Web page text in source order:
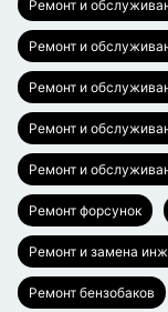
Ремонт и
Ремонт и
Ремонт и
Ремонт и
Ремонт и
Ремонт форсунок
Ремонт и замена
Ремонт бензобаков